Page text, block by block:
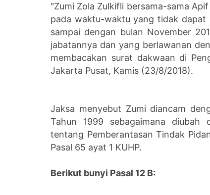
"Zumi Zola Zulkifli bersama-sama
pada waktu-waktu yang tidak dapat
sampai dengan bulan November
jabatannya dan yang berlawanan
membacakan surat dakwaan di
Jakarta Pusat, Kamis (23/8/2018).
Jaksa menyebut Zumi diancam
Tahun 1999 sebagaimana diubah
tentang Pemberantasan Tindak
Pasal 65 ayat 1 KUHP.
Berikut bunyi Pasal 12 B: